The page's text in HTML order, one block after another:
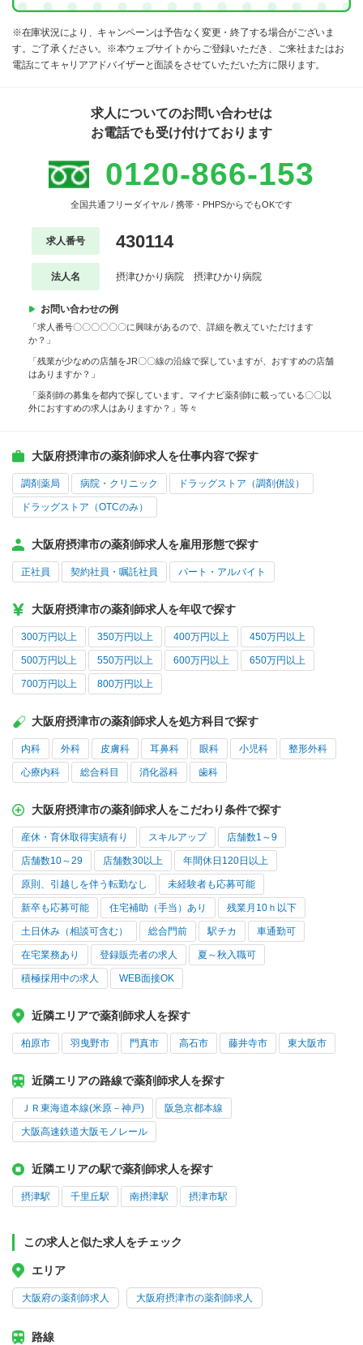
※在庫状況により、キャンペーンは予告なく変更・終了する場合がございま
す。ご了承ください。※本ウェブサイトからご登録いただき、ご来社またはお
電話にてキャリアアドバイザーと面談をさせていただいた方に限ります。
求人についてのお問い合わせは
お電話でも受け付けております
0120-866-153
全国共通フリーダイヤル / 携帯・PHPSからでもOKです
求人番号 430114
法人名 摂津ひかり病院 摂津ひかり病院
お問い合わせの例
「求人番号〇〇〇〇〇〇に興味があるので、詳細を教えていただけます
か？」
「残業が少なめの店舗をJR〇〇線の沿線で探していますが、おすすめの店舗
はありますか？」
「薬剤師の募集を都内で探しています。マイナビ薬剤師に載っている〇〇以
外におすすめの求人はありますか？」等々
大阪府摂津市の薬剤師求人を仕事内容で探す
調剤薬局 病院・クリニック ドラッグストア（調剤併設）
ドラッグストア（OTCのみ）
大阪府摂津市の薬剤師求人を雇用形態で探す
正社員 契約社員・嘱託社員 パート・アルバイト
大阪府摂津市の薬剤師求人を年収で探す
300万円以上 350万円以上 400万円以上 450万円以上
500万円以上 550万円以上 600万円以上 650万円以上
700万円以上 800万円以上
大阪府摂津市の薬剤師求人を処方科目で探す
内科 外科 皮膚科 耳鼻科 眼科 小児科 整形外科
心療内科 総合科目 消化器科 歯科
大阪府摂津市の薬剤師求人をこだわり条件で探す
産休・育休取得実績有り スキルアップ 店舗数1～9
店舗数10～29 店舗数30以上 年間休日120日以上
原則、引越しを伴う転勤なし 未経験者も応募可能
新卒も応募可能 住宅補助（手当）あり 残業月10ｈ以下
土日休み（相談可含む） 総合門前 駅チカ 車通勤可
在宅業務あり 登録販売者の求人 夏～秋入職可
積極採用中の求人 WEB面接OK
近隣エリアで薬剤師求人を探す
柏原市 羽曳野市 門真市 高石市 藤井寺市 東大阪市
近隣エリアの路線で薬剤師求人を探す
ＪＲ東海道本線(米原－神戸) 阪急京都本線
大阪高速鉄道大阪モノレール
近隣エリアの駅で薬剤師求人を探す
摂津駅 千里丘駅 南摂津駅 摂津市駅
この求人と似た求人をチェック
エリア
大阪府の薬剤師求人 大阪府摂津市の薬剤師求人
路線